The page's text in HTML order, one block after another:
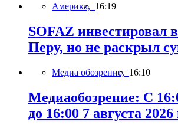
Америка, 16:19
SOFAZ инвестировал
Перу, но не раскрыл
Медиа обозрение, 16:10
Медиаобозрение: С
до 16:00 7 августа 2026